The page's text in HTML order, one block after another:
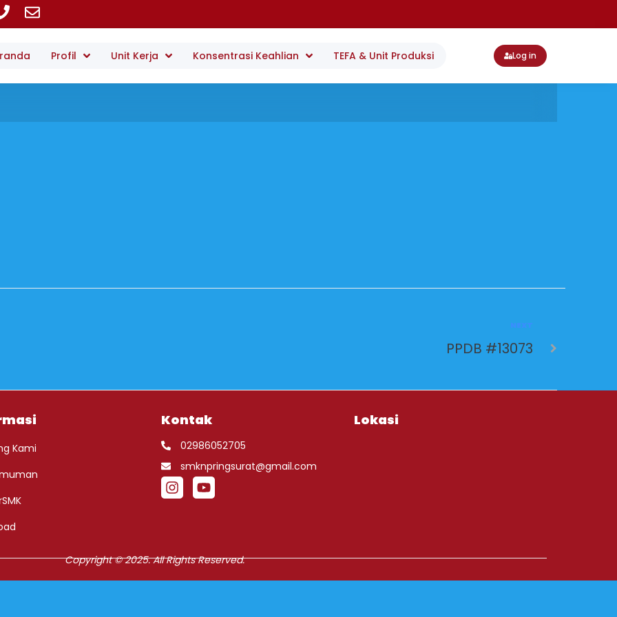
Profil Unit Kerja Konsentrasi Keahlian TEFA & Unit Produksi Log in
PPDB #13073
Kami
Kontak
02986052705
smknpringsurat@gmail.com
Lokasi
Copyright © 2025. All Rights Reserved.